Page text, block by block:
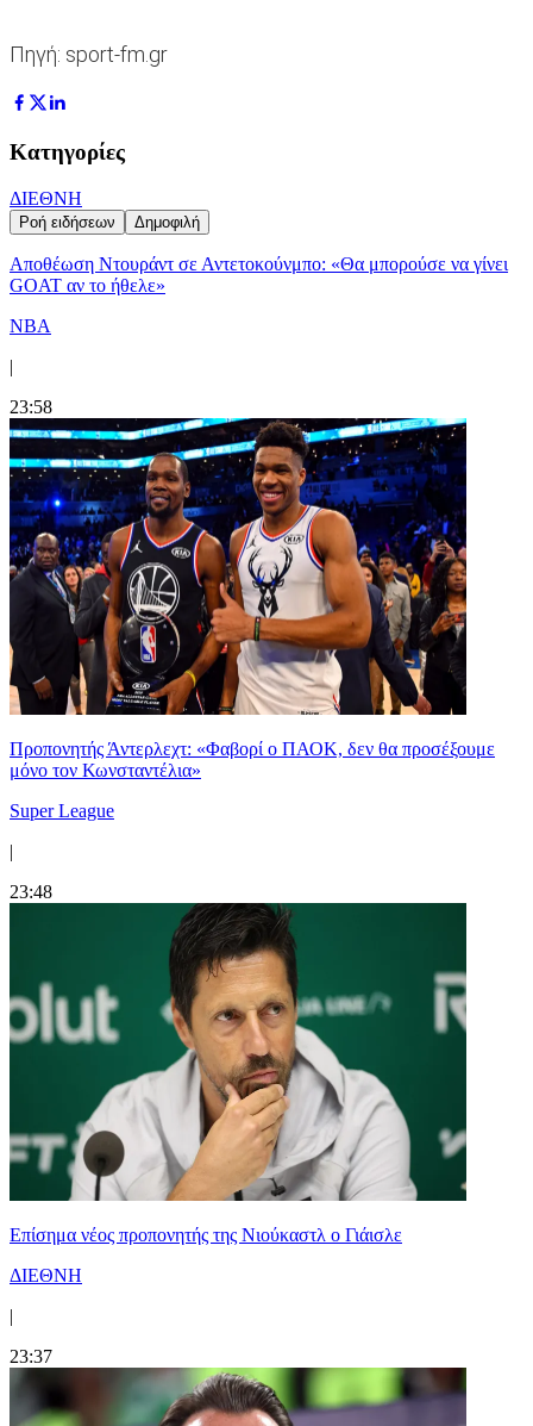
Πηγή: sport-fm.gr
Κατηγορίες
ΔΙΕΘΝΗ
Ροή ειδήσεων Δημοφιλή
Αποθέωση Ντουράντ σε Αντετοκούνμπο: «Θα μπορούσε να γίνει
GOAT αν το ήθελε»
NBA
|
23:58
Προπονητής Άντερλεχτ: «Φαβορί ο ΠΑΟΚ, δεν θα προσέξουμε
μόνο τον Κωνσταντέλια»
Super League
|
23:48
Επίσημα νέος προπονητής της Νιούκαστλ ο Γιάισλε
ΔΙΕΘΝΗ
|
23:37